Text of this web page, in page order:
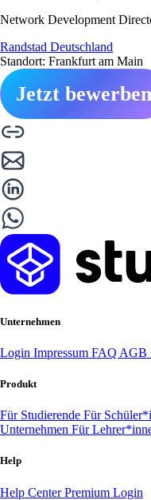
Network Development
Randstad Deutschland
Standort: Frankfurt am Main
Jetzt bewerben
Unternehmen
Login Impressum FAQ AGB
Produkt
Für Studierende Für
Unternehmen Für
Help
Help CenterPremium Login